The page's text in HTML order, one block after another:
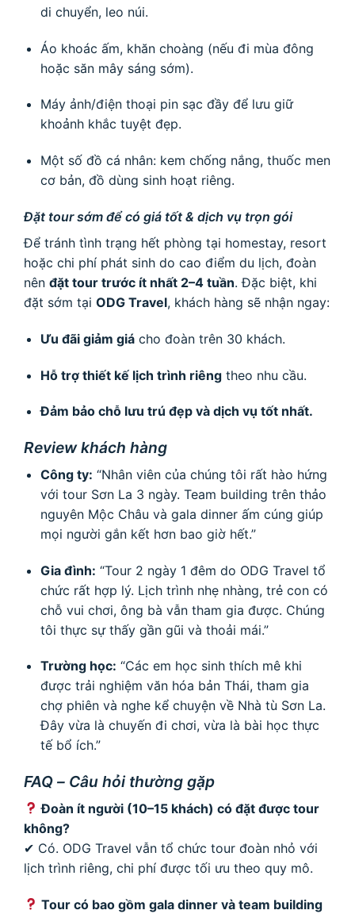
di chuyển, leo núi.
Áo khoác ấm, khăn choàng (nếu đi mùa đông
hoặc săn mây sáng sớm).
Máy ảnh/điện thoại pin sạc đầy để lưu giữ
khoảnh khắc tuyệt đẹp.
Một số đồ cá nhân: kem chống nắng, thuốc men
cơ bản, đồ dùng sinh hoạt riêng.
Đặt tour sớm để có giá tốt & dịch vụ trọn gói
Để tránh tình trạng hết phòng tại homestay, resort
hoặc chi phí phát sinh do cao điểm du lịch, đoàn
nên đặt tour trước ít nhất 2–4 tuần . Đặc biệt, khi
đặt sớm tại ODG Travel , khách hàng sẽ nhận ngay:
Ưu đãi giảm giácho đoàn trên 30 khách.
Hỗ trợ thiết kế lịch trình riêngtheo nhu cầu.
Đảm bảo chỗ lưu trú đẹp và dịch vụ tốt nhất.
Review khách hàng
Công ty: “Nhân viên của chúng tôi rất hào hứng
với tour Sơn La 3 ngày. Team building trên thảo
nguyên Mộc Châu và gala dinner ấm cúng giúp
mọi người gắn kết hơn bao giờ hết.”
Gia đình: “Tour 2 ngày 1 đêm do ODG Travel tổ
chức rất hợp lý. Lịch trình nhẹ nhàng, trẻ con có
chỗ vui chơi, ông bà vẫn tham gia được. Chúng
tôi thực sự thấy gần gũi và thoải mái.”
Trường học: “Các em học sinh thích mê khi
được trải nghiệm văn hóa bản Thái, tham gia
chợ phiên và nghe kể chuyện về Nhà tù Sơn La.
Đây vừa là chuyến đi chơi, vừa là bài học thực
tế bổ ích.”
FAQ – Câu hỏi thường gặp
Đoàn ít người (10–15 khách) có đặt được tour
không?
✔ Có. ODG Travel vẫn tổ chức tour đoàn nhỏ với
lịch trình riêng, chi phí được tối ưu theo quy mô.
Tour có bao gồm gala dinner và team building